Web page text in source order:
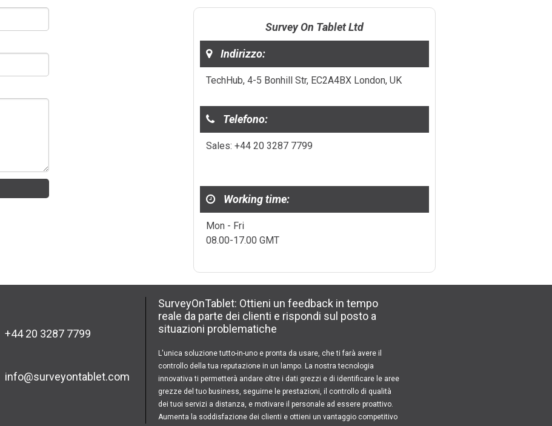
Survey On Tablet Ltd
Indirizzo:
TechHub, 4-5 Bonhill Str, EC2A4BX London, UK
Telefono:
Sales: +44 20 3287 7799
Working time:
Mon - Fri
08.00-17.00 GMT
+44 20 3287 7799
info@surveyontablet.com
SurveyOnTablet: Ottieni un feedback in tempo
reale da parte dei clienti e rispondi sul posto a
situazioni problematiche
L'unica soluzione tutto-in-uno e pronta da usare, che ti farà avere il
controllo della tua reputazione in un lampo. La nostra tecnologia
innovativa ti permetterà andare oltre i dati grezzi e di identificare le aree
grezze del tuo business, seguirne le prestazioni, il controllo di qualità
dei tuoi servizi a distanza, e motivare il personale ad essere proattivo.
Aumenta la soddisfazione dei clienti e ottieni un vantaggio competitivo